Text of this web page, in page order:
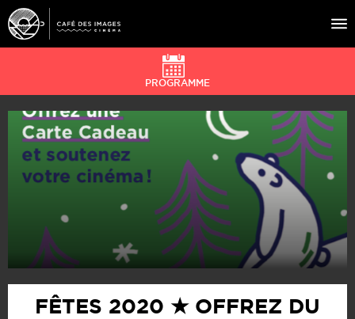
À L’AFFICHE
ÉVÉNEMENTS
CAFÉ DU CINÉ
PRATIQUE
ÉDUCATION AUX IMAGES
PROGRAMME
FÊTES 2020 ★ OFFREZ DU